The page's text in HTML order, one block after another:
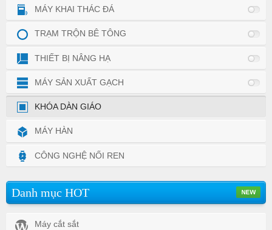
MÁY KHAI THÁC ĐÁ
TRẠM TRỘN BÊ TÔNG
THIẾT BỊ NÂNG HẠ
MÁY SẢN XUẤT GẠCH
KHÓA DÀN GIÁO
MÁY HÀN
CÔNG NGHỆ NỐI REN
Danh mục HOT
Máy cắt sắt